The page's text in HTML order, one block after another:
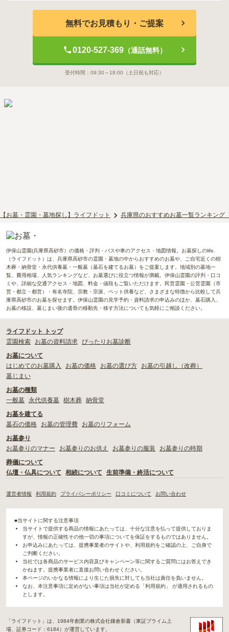
無料でお見積もり・ご提案
0120-527-369（通話無料）
受付時間： 09:30～18:00 （土日祝も対応）
【お墓・霊園・墓地探し】ライフドット 兵庫県のおすすめお墓一覧ランキング
伊保山霊園(兵庫県高砂市）の価格・評判・バスや車のアクセス・地図情報。お墓探しのlife.
（ライフドット）は、兵庫県高砂市の霊園・墓地の中からおすすめのお墓や、ご自宅近くの樹
木葬・納骨堂・永代供養墓・一般墓（墓石を建てるお墓）をご提案します。地域別の墓地一
覧、費用相場、人気ランキングなど、お墓選びに役立つ情報が満載。伊保山霊園の評判・口コ
ミや、詳細な交通アクセス・地図、料金・値段もご覧いただけます。民営霊園・公営霊園（市
営・都立・都営）・有名寺院、宗教・宗派、ペット供養など、さまざまな特徴から比較して兵
庫県高砂市のお墓を探せます。伊保山霊園の見学予約・資料請求の申込みのほか、墓石購入、
お墓の移設、墓じまい後の遺骨の移動先・移す方法についても気軽にご相談ください。
ライフドット トップ
霊園検索
お墓の資料請求 ぴったりお墓診断
お墓について
はじめてのお墓購入
お墓の価格 お墓の選び方
お墓の引越し（改葬）
墓じまい
お墓の種類
一般墓
永代供養墓 樹木葬 納骨堂
お墓を建てる
墓石の価格
お墓の管理費
お墓のリフォーム
お墓参り
お墓参りのマナー
お墓参りのお供え お墓参りの服装
お墓参りの時期
葬儀について
仏壇・仏具について
相続について 生前準備・終活について
運営者情報 利用規約 プライバシーポリシー 口コミについて お問い合わせ
■当サイトに関する注意事項
当サイトで提供する商品の情報にあたっては、十分な注意を払って提供しておりま
すが、情報の正確性その他一切の事項についてを保証をするものではありません。
お申込みにあたっては、提携事業者のサイトや、利用規約をご確認の上、ご自身で
ご判断ください。
当社では各商品のサービス内容及びキャンペーン等に関するご質問にはお答えでき
かねます。提携事業者に直接お問い合わせください。
本ページのいかなる情報により生じた損失に対しても当社は責任を負いません。
なお、本注意事項に定めがない事項は当社が定める「利用規約」 が適用されるもの
とします。
「ライフドット」は、1984年創業の株式会社鎌倉新書（東証プライム上
場、証券コード：6184）が運営しています。